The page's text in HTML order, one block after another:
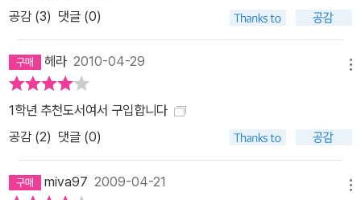
공감 (3) 댓글 (0)
헤라 2010-04-29
1학년 추천도서여서 구입합니다
공감 (2) 댓글 (0)
miva97 2009-04-21